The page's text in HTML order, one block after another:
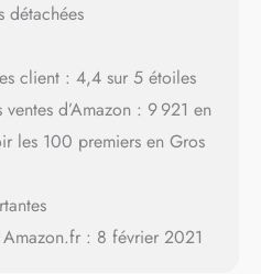
détachées
client : 4,4 sur 5 étoiles
d’Amazon : 9 921 en
les 100 premiers en Gros
: 8 février 2021